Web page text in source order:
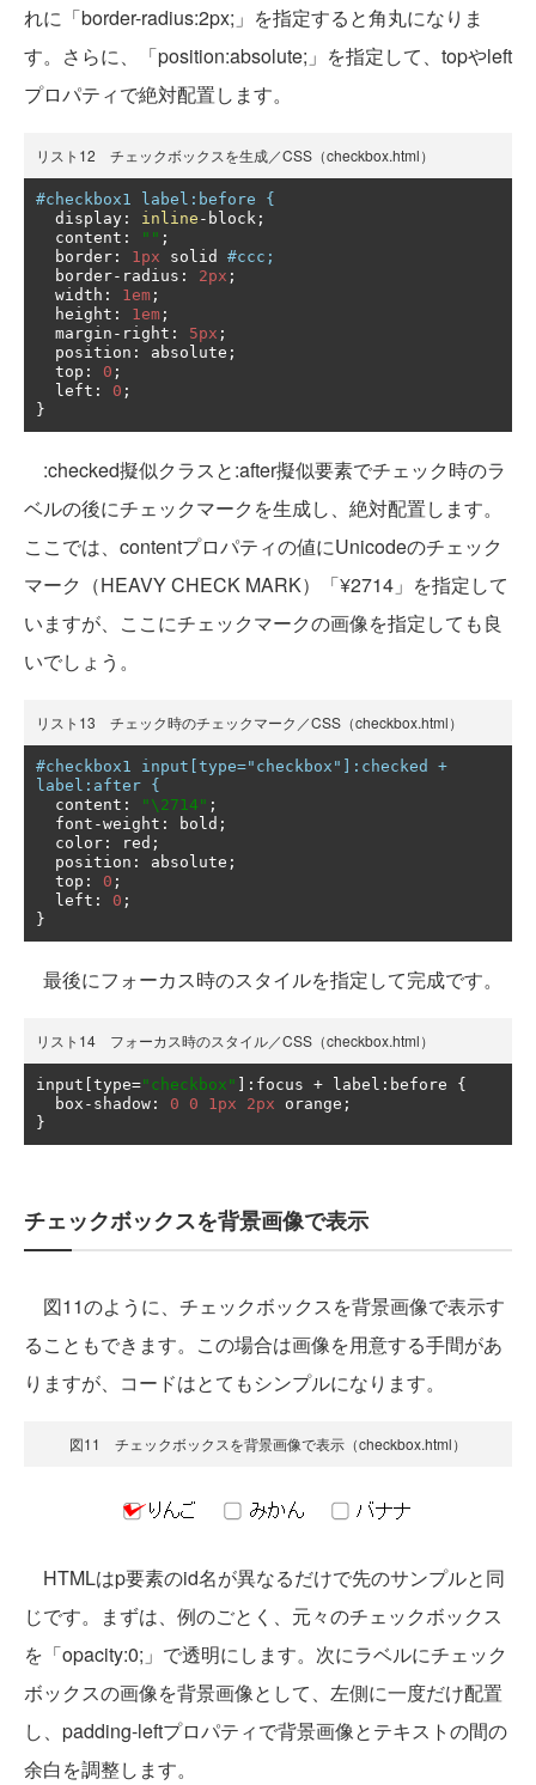
れに「border-radius:2px;」を指定すると角丸になりま
す。さらに、「position:absolute;」を指定して、topやleft
プロパティで絶対配置します。
リスト12 チェックボックスを生成／CSS（checkbox.html）
#checkbox1 label:before {
  display
: inline - block ;
  content
: "" ;
  border
: 1px solid #ccc;
  border
- radius : 2px ;
  width
: 1em ;
  height
: 1em ;
  margin
- right : 5px ;
  position
: absolute ;
  top
: 0 ;
  left
: 0 ;
}
:checked擬似クラスと:after擬似要素でチェック時のラ
ベルの後にチェックマークを生成し、絶対配置します。
ここでは、contentプロパティの値にUnicodeのチェック
マーク（HEAVY CHECK MARK）「¥2714」を指定して
いますが、ここにチェックマークの画像を指定しても良
いでしょう。
リスト13 チェック時のチェックマーク／CSS（checkbox.html）
#checkbox1 input[type="checkbox"]:checked +
label:after {
  content
: "\2714" ;
  font
-weight : bold ;
  color
: red ;
  position
: absolute ;
  top
: 0 ;
  left
: 0 ;
}
最後にフォーカス時のスタイルを指定して完成です。
リスト14 フォーカス時のスタイル／CSS（checkbox.html）
input type="checkbox" ]: focus + label : before {
  box
- shadow : 0 0 1px 2px orange ;
}
チェックボックスを背景画像で表示
図11のように、チェックボックスを背景画像で表示す
ることもできます。この場合は画像を用意する手間があ
りますが、コードはとてもシンプルになります。
図11 チェックボックスを背景画像で表示（checkbox.html）
HTMLはp要素のid名が異なるだけで先のサンプルと同
じです。まずは、例のごとく、元々のチェックボックス
を「opacity:0;」で透明にします。次にラベルにチェック
ボックスの画像を背景画像として、左側に一度だけ配置
し、padding-leftプロパティで背景画像とテキストの間の
余白を調整します。